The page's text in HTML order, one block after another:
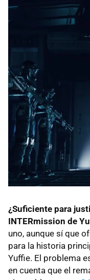
¿Suficiente para
INTERmission de
uno, aunque sí que
para la historia
Yuffie. El problema
en cuenta que el